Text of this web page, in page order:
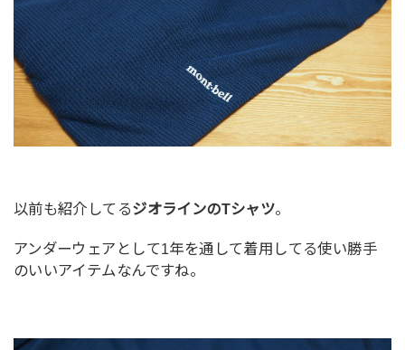
以前も紹介してるジオラインのTシャツ。
アンダーウェアとして1年を通して着用してる使い勝手
のいいアイテムなんですね。